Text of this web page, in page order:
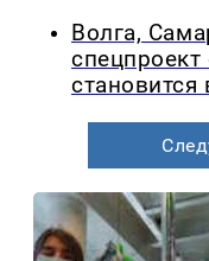
Волга,
спецпроект